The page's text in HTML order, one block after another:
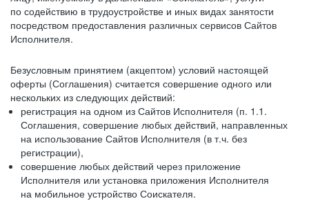
по содействию в трудоустройстве и иных видах занятости
посредством предоставления различных сервисов Сайтов
Исполнителя.
Безусловным принятием (акцептом) условий настоящей
оферты (Соглашения) считается совершение одного или
нескольких из следующих действий:
регистрация на одном из Сайтов Исполнителя (п. 1.1.
Соглашения, совершение любых действий, направленных
на использование Сайтов Исполнителя (в т.ч. без
регистрации),
совершение любых действий через приложение
Исполнителя или установка приложения Исполнителя
на мобильное устройство Соискателя.